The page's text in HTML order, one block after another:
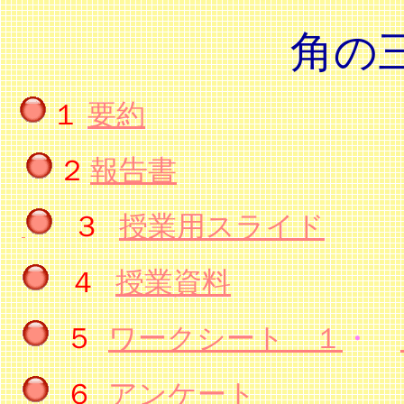
角の
１ 要約
２報告書
３ 授業用スライド
４ 授業資料
５ ワークシート １・
６ アンケート